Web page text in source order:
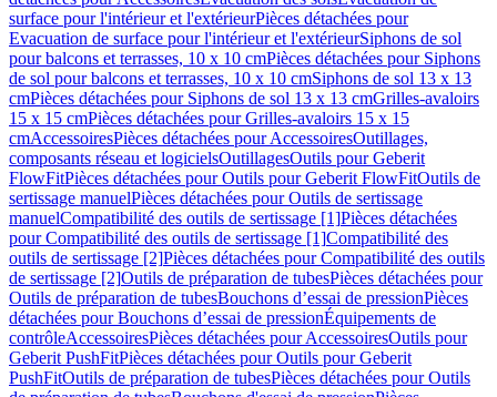
surface pour l'intérieur et l'extérieurPièces détachées pour
Evacuation de surface pour l'intérieur et l'extérieurSiphons de sol
pour balcons et terrasses, 10 x 10 cmPièces détachées pour Siphons
de sol pour balcons et terrasses, 10 x 10 cmSiphons de sol 13 x 13
cmPièces détachées pour Siphons de sol 13 x 13 cmGrilles-avaloirs
15 x 15 cmPièces détachées pour Grilles-avaloirs 15 x 15
cmAccessoiresPièces détachées pour AccessoiresOutillages,
composants réseau et logicielsOutillagesOutils pour Geberit
FlowFitPièces détachées pour Outils pour Geberit FlowFitOutils de
sertissage manuelPièces détachées pour Outils de sertissage
manuelCompatibilité des outils de sertissage [1]Pièces détachées
pour Compatibilité des outils de sertissage [1]Compatibilité des
outils de sertissage [2]Pièces détachées pour Compatibilité des outils
de sertissage [2]Outils de préparation de tubesPièces détachées pour
Outils de préparation de tubesBouchons d’essai de pressionPièces
détachées pour Bouchons d’essai de pressionÉquipements de
contrôleAccessoiresPièces détachées pour AccessoiresOutils pour
Geberit PushFitPièces détachées pour Outils pour Geberit
PushFitOutils de préparation de tubesPièces détachées pour Outils